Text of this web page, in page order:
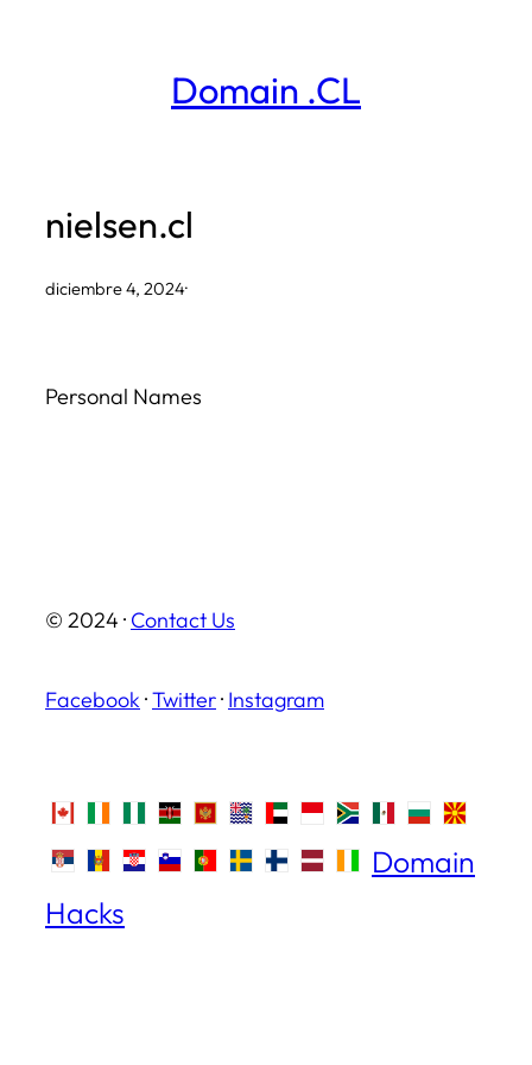
Domain .CL
nielsen.cl
diciembre 4, 2024·
Personal Names
© 2024 · Contact Us
Facebook ·Twitter· Instagram
Domain
Hacks